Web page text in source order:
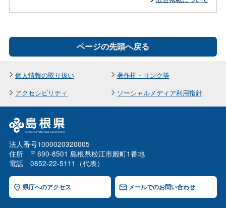
ページの先頭へ戻る
個人情報の取り扱い
著作権・リンク等
アクセシビリティ
ソーシャルメディア利用指針
法人番号1000020320005
住所 〒690-8501 島根県松江市殿町1番地
電話 0852-22-5111（代表）
県庁へのアクセス メールでのお問い合わせ